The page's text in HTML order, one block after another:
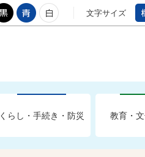
文字サイズ
くらし・手続き・防災 教育・